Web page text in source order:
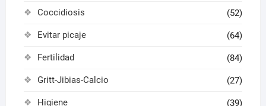
Coccidiosis (52)
Evitar picaje (64)
Fertilidad (84)
Gritt-Jibias-Calcio (27)
Higiene (39)